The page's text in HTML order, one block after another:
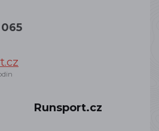
065
Runsport.cz